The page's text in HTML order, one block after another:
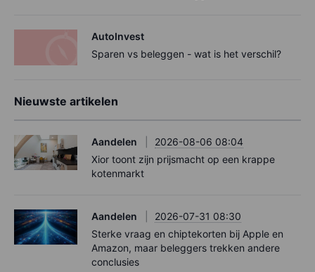
AutoInvest
Sparen vs beleggen - wat is het verschil?
Nieuwste artikelen
Aandelen
2026-08-06 08:04
Xior toont zijn prijsmacht op een krappe
kotenmarkt
Aandelen
2026-07-31 08:30
Sterke vraag en chiptekorten bij Apple en
Amazon, maar beleggers trekken andere
conclusies